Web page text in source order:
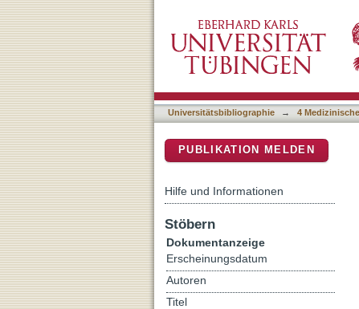
Universitätsbibliographie → 4
PUBLIKATION MELDEN
Hilfe und Informationen
Stöbern
Dokumentanzeige
Erscheinungsdatum
Autoren
Titel